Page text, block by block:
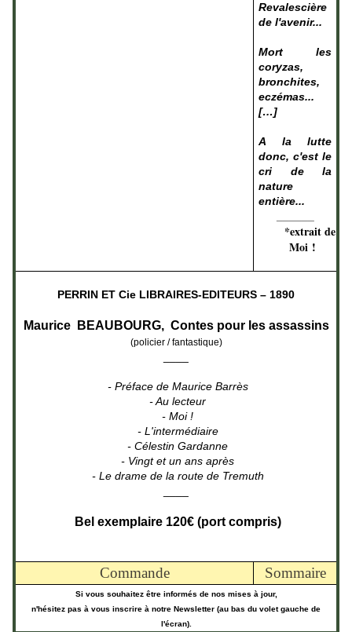
Revalescière
de l'avenir...
Mort les
coryzas,
bronchites,
eczémas...
[…]
A la lutte
donc, c'est le
cri de la
nature
entière...
*extrait de
Moi !
PERRIN ET Cie LIBRAIRES-EDITEURS – 1890
Maurice BEAUBOURG, Contes pour les assassins
(policier / fantastique)
- Préface de Maurice Barrès
- Au lecteur
- Moi !
- L'intermédiaire
- Célestin Gardanne
- Vingt et un ans après
- Le drame de la route de Tremuth
Bel exemplaire 120€ (port compris)
Commande Sommaire
Si vous souhaitez être informés de nos mises à jour,
n'hésitez pas à vous inscrire à notre Newsletter (au bas du volet gauche de
l'écran).